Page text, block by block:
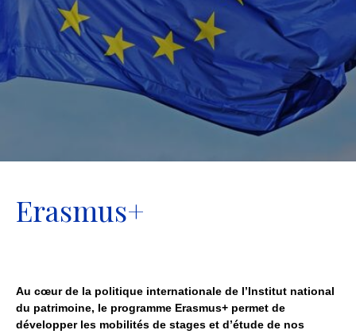
Erasmus+
Au cœur de la politique internationale de l’Institut national
du patrimoine, le programme Erasmus+ permet de
développer les mobilités de stages et d’étude de nos